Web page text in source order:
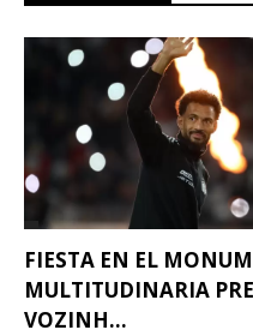
FIESTA EN EL
MULTITUDINARIA
VOZINH...